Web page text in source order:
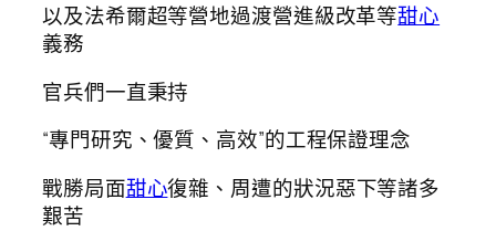
以及法希爾超等營地過渡營進級改革等甜心
義務
官兵們一直秉持
“專門研究、優質、高效”的工程保證理念
戰勝局面甜心復雜、周遭的狀況惡下等諸多
艱苦